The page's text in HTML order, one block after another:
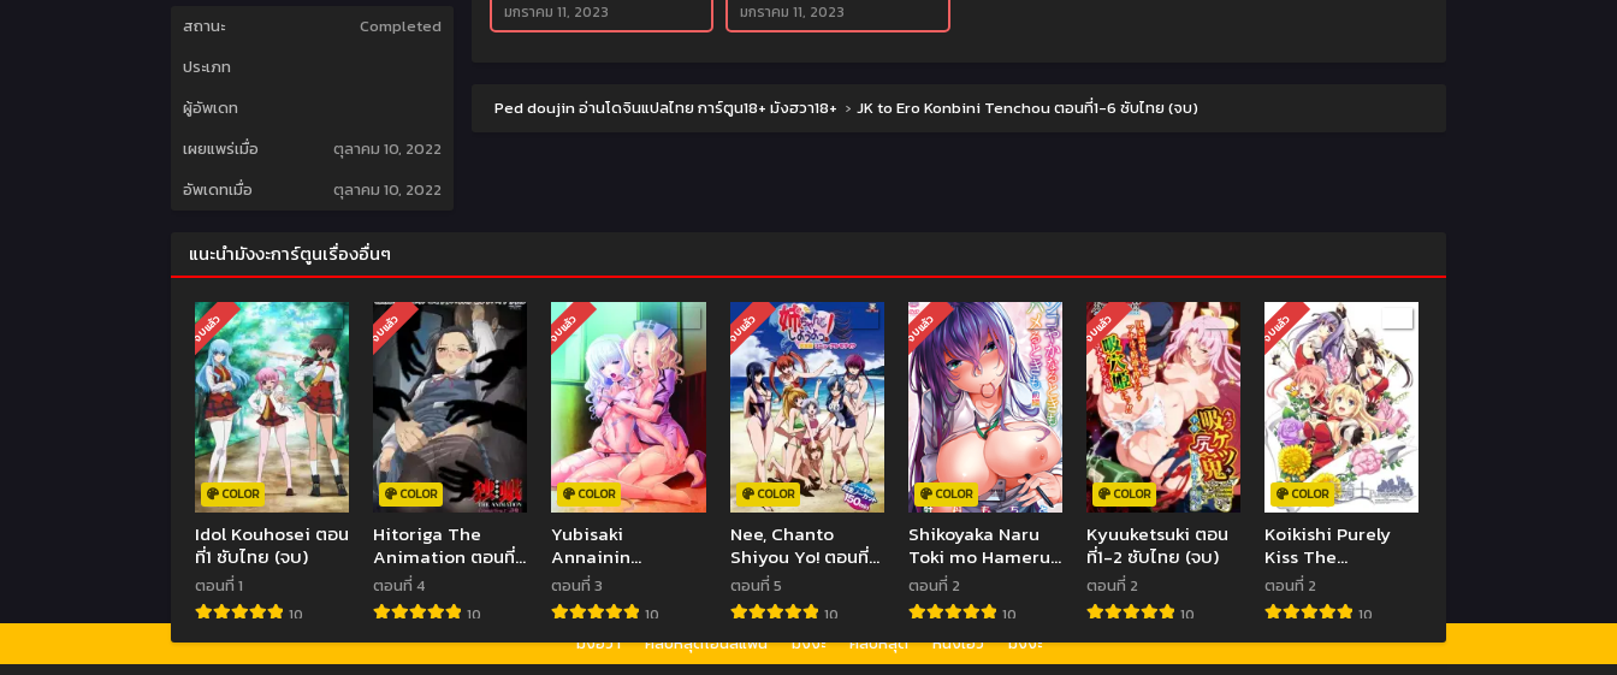
สถานะ
Completed
ประเภท
ผู้อัพเดท
เผยแพร่เมื่อ
ตุลาคม 10, 2022
อัพเดทเมื่อ
ตุลาคม 10, 2022
มกราคม 11, 2023 มกราคม 11, 2023
Ped doujin อ่านโดจินแปลไทย การ์ตูน18+ มังฮวา18+ › JK to Ero Konbini Tenchou ตอนที่1-6 ซับไทย (จบ)
แนะนำมังงะการ์ตูนเรื่องอื่นๆ
จบแล้ว
COLOR
Idol Kouhosei ตอน
ที่1 ซับไทย (จบ)
ตอนที่ 1
10
จบแล้ว
COLOR
Hitoriga The
Animation ตอนที่
1-4 ซับไทย (จบ)
ตอนที่ 4
10
จบแล้ว
COLOR
Yubisaki
Annainin
Shirudaku Settai
Okawari
Sanhaime ตอนที่1-
3 ซับไทย (จบ)
ตอนที่ 3
10
จบแล้ว
COLOR
Nee, Chanto
Shiyou Yo! ตอนที่1-
5 ซับไทย (จบ)
ตอนที่ 5
10
จบแล้ว
COLOR
Shikoyaka Naru
Toki mo Hameru
Toki mo ตอนที่1-2
ซับไทย (จบ)
ตอนที่ 2
10
จบแล้ว
COLOR
Kyuuketsuki ตอน
ที่1-2 ซับไทย (จบ)
ตอนที่ 2
10
จบแล้ว
COLOR
Koikishi Purely
Kiss The
Animation ตอน
ที่1-2 ซับไทย (จบ)
ตอนที่ 2
10
มังฮวา คลิปหลุดโอนลี่แฟน มังงะ คลิปหลุด หนังเอวี มังงะ